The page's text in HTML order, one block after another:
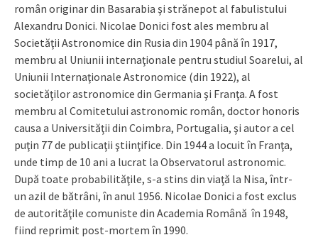
român originar din Basarabia şi strănepot al fabulistului
Alexandru Donici. Nicolae Donici fost ales membru al
Societăţii Astronomice din Rusia din 1904 până în 1917,
membru al Uniunii internaţionale pentru studiul Soarelui, al
Uniunii Internaţionale Astronomice (din 1922), al
societăţilor astronomice din Germania şi Franţa. A fost
membru al Comitetului astronomic român, doctor honoris
causa a Universităţii din Coimbra, Portugalia, şi autor a cel
puţin 77 de publicaţii ştiinţifice. Din 1944 a locuit în Franţa,
unde timp de 10 ani a lucrat la Observatorul astronomic.
După toate probabilităţile, s-a stins din viaţă la Nisa, într-
un azil de bătrâni, în anul 1956. Nicolae Donici a fost exclus
de autorităţile comuniste din Academia Română în 1948,
fiind reprimit post-mortem în 1990.